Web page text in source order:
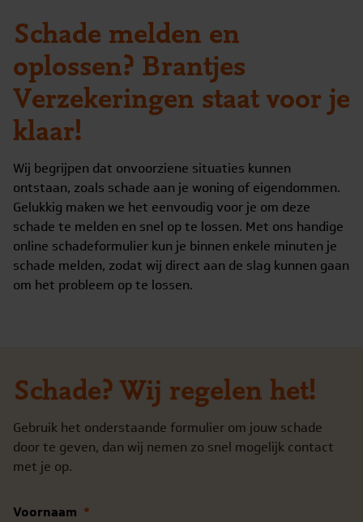
Schade melden en
oplossen? Brantjes
Verzekeringen staat voor je
klaar!
Wij begrijpen dat onvoorziene situaties kunnen
ontstaan, zoals schade aan je woning of eigendommen.
Gelukkig maken we het eenvoudig voor je om deze
schade te melden en snel op te lossen. Met ons handige
online schadeformulier kun je binnen enkele minuten je
schade melden, zodat wij direct aan de slag kunnen gaan
om het probleem op te lossen.
Schade? Wij regelen het!
Gebruik het onderstaande formulier om jouw schade
door te geven, dan wij nemen zo snel mogelijk contact
met je op.
Voornaam *